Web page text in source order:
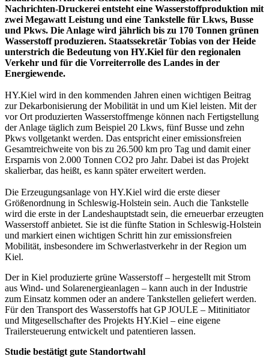
Nachrichten-Druckerei entsteht eine Wasserstoffproduktion mit
zwei Megawatt Leistung und eine Tankstelle für Lkws, Busse
und Pkws. Die Anlage wird jährlich bis zu 170 Tonnen grünen
Wasserstoff produzieren. Staatssekretär Tobias von der Heide
unterstrich die Bedeutung von HY.Kiel für den regionalen
Verkehr und für die Vorreiterrolle des Landes in der
Energiewende.
HY.Kiel wird in den kommenden Jahren einen wichtigen Beitrag
zur Dekarbonisierung der Mobilität in und um Kiel leisten. Mit der
vor Ort produzierten Wasserstoffmenge können nach Fertigstellung
der Anlage täglich zum Beispiel 20 Lkws, fünf Busse und zehn
Pkws vollgetankt werden. Das entspricht einer emissionsfreien
Gesamtreichweite von bis zu 26.500 km pro Tag und damit einer
Ersparnis von 2.000 Tonnen CO2 pro Jahr. Dabei ist das Projekt
skalierbar, das heißt, es kann später erweitert werden.
Die Erzeugungsanlage von HY.Kiel wird die erste dieser
Größenordnung in Schleswig-Holstein sein. Auch die Tankstelle
wird die erste in der Landeshauptstadt sein, die erneuerbar erzeugten
Wasserstoff anbietet. Sie ist die fünfte Station in Schleswig-Holstein
und markiert einen wichtigen Schritt hin zur emissionsfreien
Mobilität, insbesondere im Schwerlastverkehr in der Region um
Kiel.
Der in Kiel produzierte grüne Wasserstoff – hergestellt mit Strom
aus Wind- und Solarenergieanlagen – kann auch in der Industrie
zum Einsatz kommen oder an andere Tankstellen geliefert werden.
Für den Transport des Wasserstoffs hat GP JOULE – Mitinitiator
und Mitgesellschafter des Projekts HY.Kiel – eine eigene
Trailersteuerung entwickelt und patentieren lassen.
Studie bestätigt gute Standortwahl